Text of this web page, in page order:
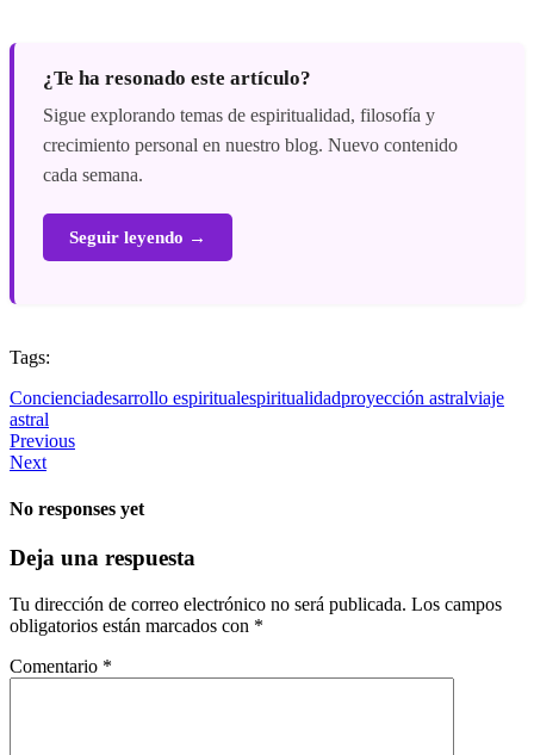
¿Te ha resonado este artículo?
Sigue explorando temas de espiritualidad, filosofía y
crecimiento personal en nuestro blog. Nuevo contenido
cada semana.
Seguir leyendo →
Tags:
Concienciadesarrollo espiritualespiritualidadproyección astralviaje
astral
Previous
Next
No responses yet
Deja una respuesta
Tu dirección de correo electrónico no será publicada. Los campos
obligatorios están marcados con *
Comentario *